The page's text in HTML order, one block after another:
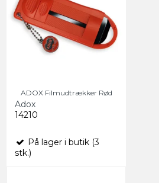
ADOX Filmudtrækker Rød
Adox
14210
På lager i butik (3
stk.)